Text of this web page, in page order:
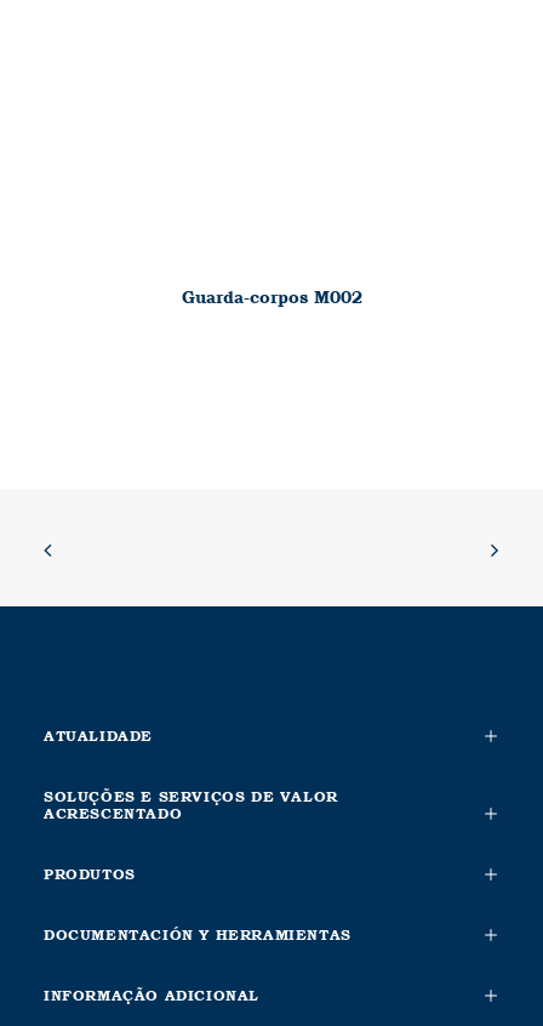
Guarda-corpos M002
ATUALIDADE
SOLUÇÕES E SERVIÇOS DE VALOR
ACRESCENTADO
PRODUTOS
DOCUMENTACIÓN Y HERRAMIENTAS
INFORMAÇÃO ADICIONAL